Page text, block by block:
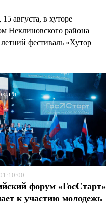
августа, в хуторе
Неклиновского района
летний фестиваль «Хутор
форум «ГосСтарт»
к участию молодежь